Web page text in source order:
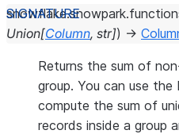
Union[Column, str]) →
Returns the sum of
group. You can use
compute the sum of
records inside a group